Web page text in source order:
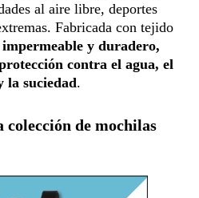
al aire libre, deportes
Fabricada con tejido
y duradero,
contra el agua, el
la suciedad.
colección de mochilas